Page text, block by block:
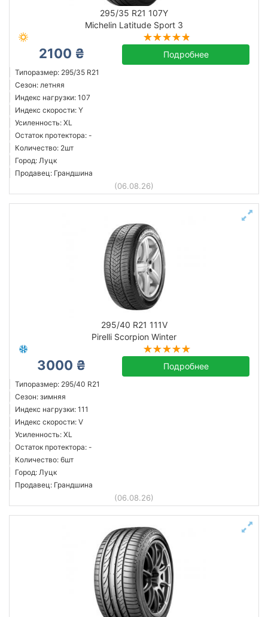
295/35 R21 107Y
Michelin Latitude Sport 3
2100 ₴ Подробнее
Типоразмер: 295/35 R21
Сезон: летняя
Индекс нагрузки: 107
Индекс скорости: Y
Усиленность: XL
Остаток протектора: -
Количество: 2шт
Город: Луцк
Продавец: Грандшина
(06.08.26)
295/40 R21 111V
Pirelli Scorpion Winter
3000 ₴ Подробнее
Типоразмер: 295/40 R21
Сезон: зимняя
Индекс нагрузки: 111
Индекс скорости: V
Усиленность: XL
Остаток протектора: -
Количество: 6шт
Город: Луцк
Продавец: Грандшина
(06.08.26)